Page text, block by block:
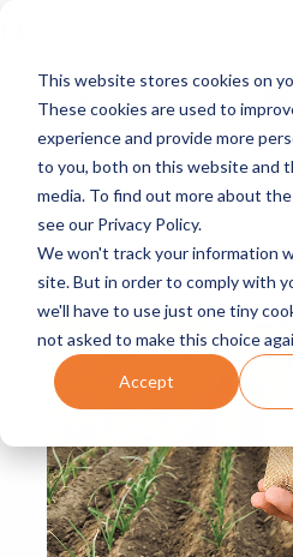
This website stores cookies on
These cookies are used to
experience and provide more
to you, both on this website and
media. To find out more about
see our Privacy Policy.
We won't track your information
site. But in order to comply with
we'll have to use just one tiny
not asked to make this choice
Accept
BLOG | 3 MIN READ